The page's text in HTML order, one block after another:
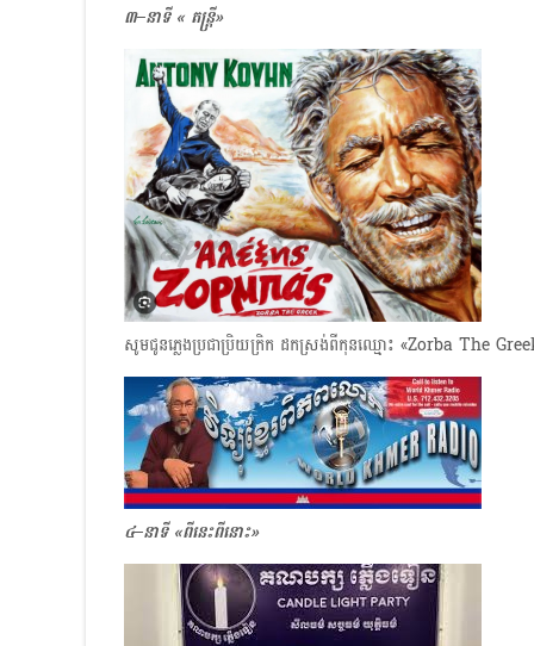
៣–នាទី « តន្ត្រី»​
សូមជូនភ្លេងប្រជាប្រិយក្រិក ដកស្រង់ពីកុនឈ្មោះ «Zorba The
៤–នាទី «ពីនេះពីនោះ»